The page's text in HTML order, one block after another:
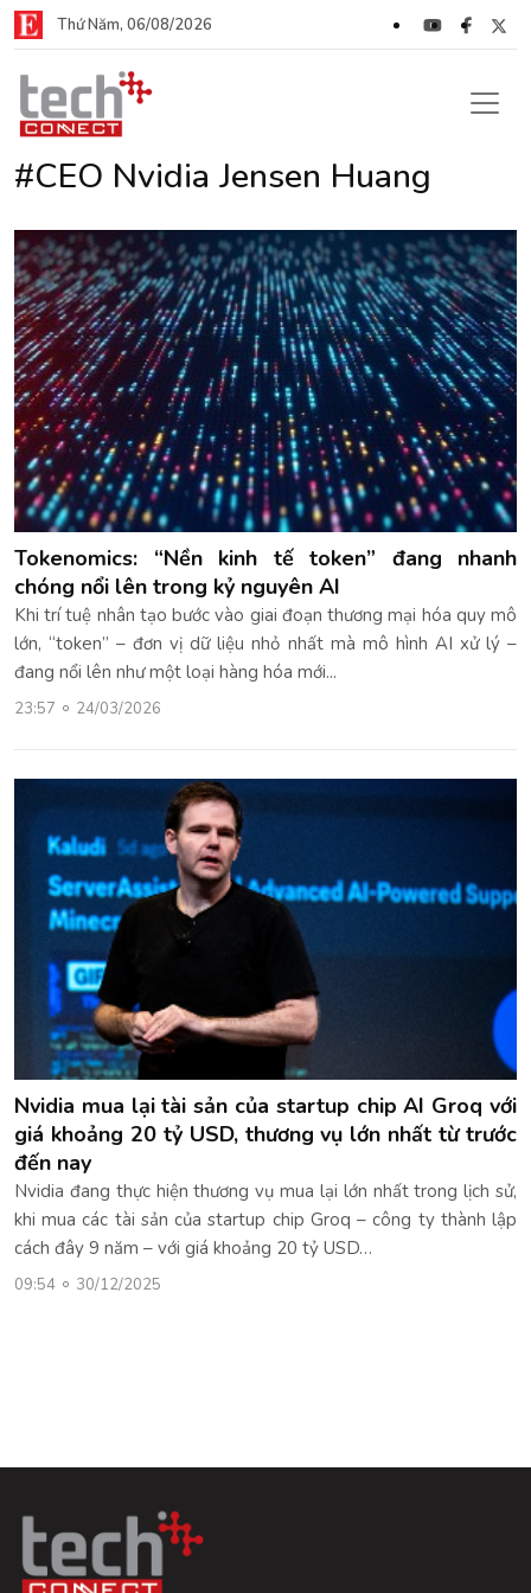
Thứ Năm, 06/08/2026
#CEO Nvidia Jensen Huang
Tokenomics: “Nền kinh tế token” đang nhanh
chóng nổi lên trong kỷ nguyên AI
Khi trí tuệ nhân tạo bước vào giai đoạn thương mại hóa quy mô
lớn, “token” – đơn vị dữ liệu nhỏ nhất mà mô hình AI xử lý –
đang nổi lên như một loại hàng hóa mới...
23:57 24/03/2026
Nvidia mua lại tài sản của startup chip AI Groq với
giá khoảng 20 tỷ USD, thương vụ lớn nhất từ trước
đến nay
Nvidia đang thực hiện thương vụ mua lại lớn nhất trong lịch sử,
khi mua các tài sản của startup chip Groq – công ty thành lập
cách đây 9 năm – với giá khoảng 20 tỷ USD…
09:54 30/12/2025